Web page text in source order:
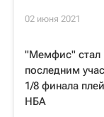
02 июня 2021
"Мемфис" стал
последним
1/8 финала
НБА